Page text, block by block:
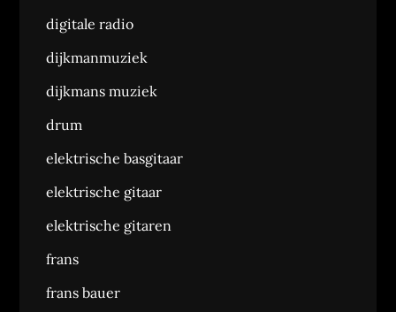
digitale radio
dijkmanmuziek
dijkmans muziek
drum
elektrische basgitaar
elektrische gitaar
elektrische gitaren
frans
frans bauer